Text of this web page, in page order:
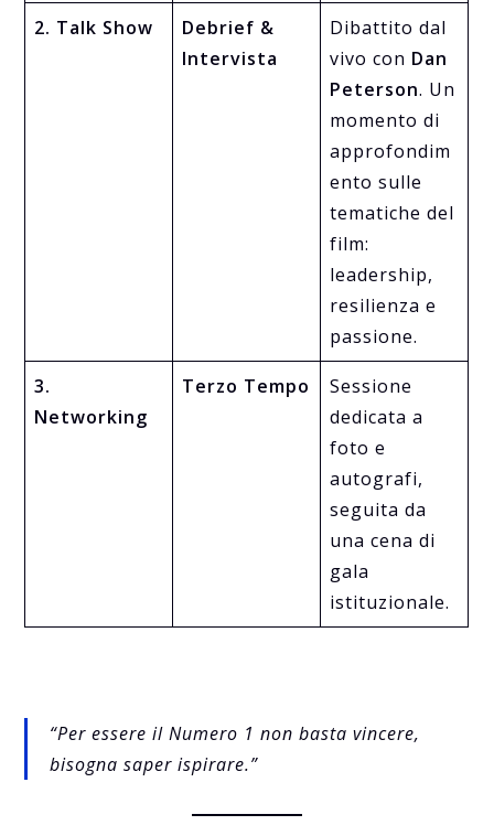
2. Talk Show
Debrief &
Intervista
Dibattito dal
vivo con Dan
Peterson. Un
momento di
approfondim
ento sulle
tematiche del
film:
leadership,
resilienza e
passione.
3.
Networking
Terzo Tempo
Sessione
dedicata a
foto e
autografi,
seguita da
una cena di
gala
istituzionale.
“Per essere il Numero 1 non basta vincere,
bisogna saper ispirare.”